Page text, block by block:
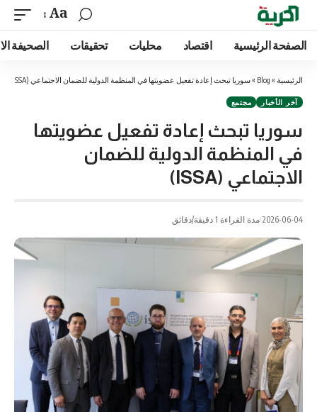
Aa
الصفحة الرئيسية اقتصاد محليات تحقيقات الصحيفة
الرئيسية »
Blog
»سوريا تبحث إعادة تفعيل عضويتها في المنظمة الدولية للضمان الاجتماعي (ISSA)
آخر الأخبار مجتمع
سوريا تبحث إعادة تفعيل عضويتها
في المنظمة الدولية للضمان
الاجتماعي (ISSA)
2026-06-04 مدة القراءة 1 دقيقة/دقائق